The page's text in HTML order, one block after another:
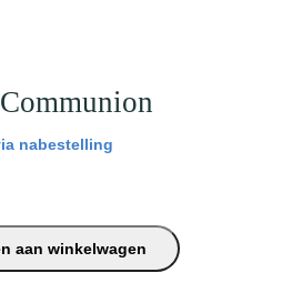
nabestelling
aan winkelwagen